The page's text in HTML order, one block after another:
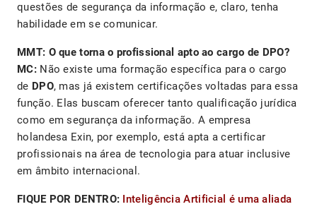
questões de segurança da informação e, claro, tenha
habilidade em se comunicar.
MMT: O que torna o profissional apto ao cargo de DPO?
MC:Não existe uma formação específica para o cargo
de DPO, mas já existem certificações voltadas para essa
função. Elas buscam oferecer tanto qualificação jurídica
como em segurança da informação. A empresa
holandesa Exin, por exemplo, está apta a certificar
profissionais na área de tecnologia para atuar inclusive
em âmbito internacional.
FIQUE POR DENTRO: Inteligência Artificial é uma aliada